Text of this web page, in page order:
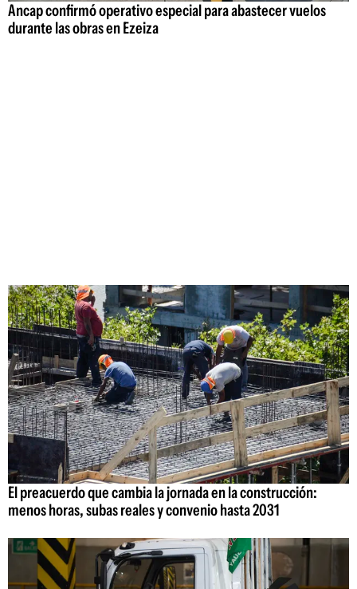
Ancap confirmó operativo especial para abastecer vuelos
durante las obras en Ezeiza
El preacuerdo que cambia la jornada en la construcción:
menos horas, subas reales y convenio hasta 2031